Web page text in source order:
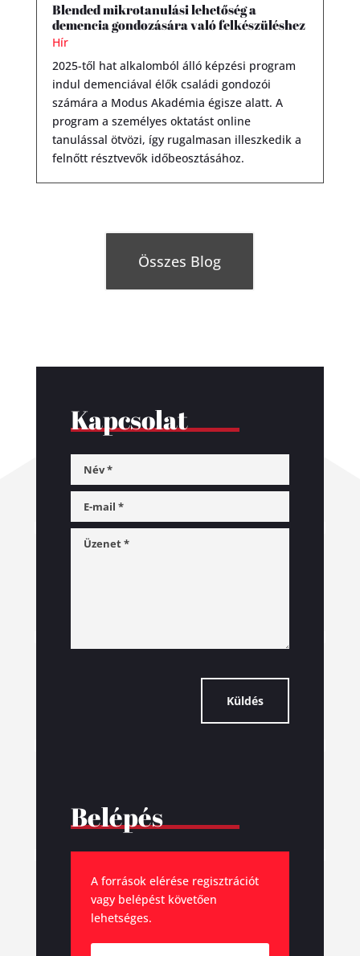
Blended mikrotanulási lehetőség a
demencia gondozására való felkészüléshez
Hír
2025-től hat alkalomból álló képzési program
indul demenciával élők családi gondozói
számára a Modus Akadémia égisze alatt. A
program a személyes oktatást online
tanulással ötvözi, így rugalmasan illeszkedik a
felnőtt résztvevők időbeosztásához.
Összes Blog
Kapcsolat
Küldés
Belépés
A források elérése regisztrációt
vagy belépést követően
lehetséges.